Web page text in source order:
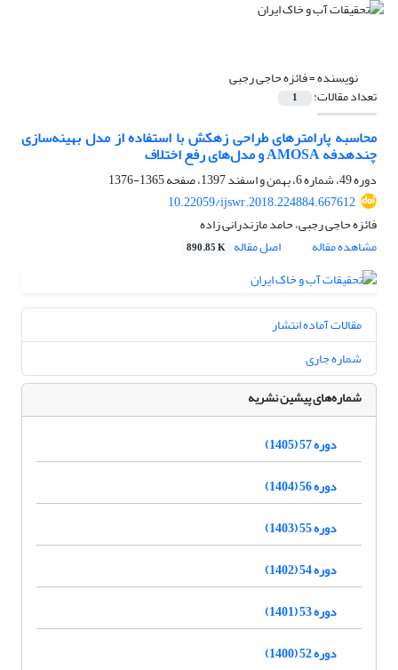
نویسنده =فائزه حاجی رجبی
تعداد مقالات: 1
محاسبه پارامترهای طراحی زهکش با استفاده از مدل بهینه‌سازی
چندهدفه AMOSA و مدل‌های رفع اختلاف
دوره 49، شماره 6، بهمن و اسفند 1397، صفحه
1365-1376
10.22059/ijswr.2018.224884.667612
فائزه حاجی رجبی، حامد مازندرانی زاده
مشاهده مقاله
اصل مقاله 890.85 K
مقالات آماده انتشار
شماره جاری
شماره‌های پیشین نشریه
دوره 57 (1405)
دوره 56 (1404)
دوره 55 (1403)
دوره 54 (1402)
دوره 53 (1401)
دوره 52 (1400)